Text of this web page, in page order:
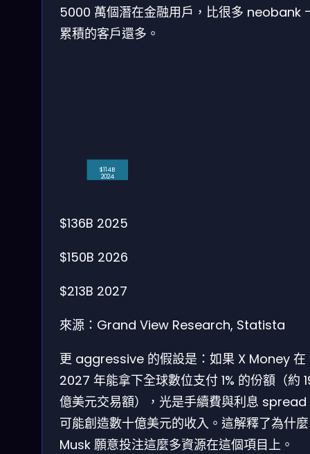
5000 萬個潛在金融用戶，比很多 neobank
累積的客戶還多。
$114B
2024
$136B 2025
$150B 2026
$213B 2027
來源：Grand View Research, Statista
更 aggressive 的假設是：如果 X Money 在
2027 年能拿下全球數位支付 1% 的份額（約
億美元交易額），光是手續費與利息 spread
可能創造數十億美元的收入。這解釋了為什麼
Musk 願意投注這麼多資源在這個項目上。